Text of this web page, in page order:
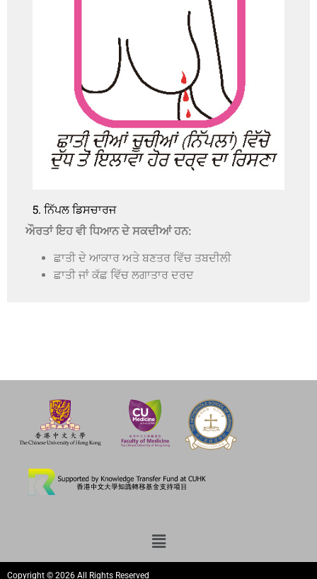
5. ਨਿੱਪਲ ਡਿਸਚਾਰਜ
ਔਰਤਾਂ ਇਹ ਵੀ ਧਿਆਨ ਦੇ ਸਕਦੀਆਂ ਹਨ:
ਛਾਤੀ ਦੇ ਆਕਾਰ ਅਤੇ ਬਣਤਰ ਵਿੱਚ ਤਬਦੀਲੀ
ਛਾਤੀ ਜਾਂ ਕੱਛ ਵਿੱਚ ਲਗਾਤਾਰ ਦਰਦ
Copyright © 2026 All Rights Reserved